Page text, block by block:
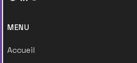
MENU
Accueil